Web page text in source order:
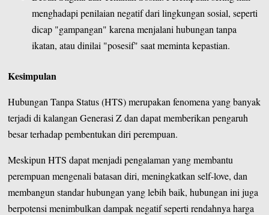
menghadapi penilaian negatif dari lingkungan sosial, seperti
dicap "gampangan" karena menjalani hubungan tanpa
ikatan, atau dinilai "posesif" saat meminta kepastian.
Kesimpulan
Hubungan Tanpa Status (HTS) merupakan fenomena yang banyak
terjadi di kalangan Generasi Z dan dapat memberikan pengaruh
besar terhadap pembentukan diri perempuan.
Meskipun HTS dapat menjadi pengalaman yang membantu
perempuan mengenali batasan diri, meningkatkan self-love, dan
membangun standar hubungan yang lebih baik, hubungan ini juga
berpotensi menimbulkan dampak negatif seperti rendahnya harga